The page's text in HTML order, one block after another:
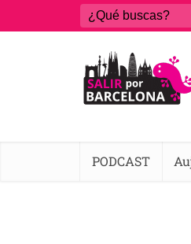
PODCAST